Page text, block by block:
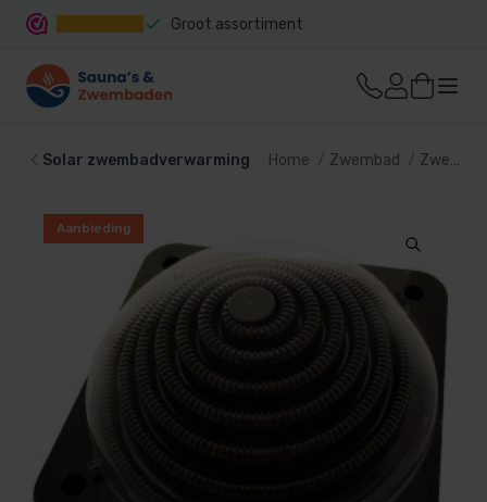
Groot assortiment
Solar zwembadverwarming Home Zwembad Zwembad verwarming
Aanbieding